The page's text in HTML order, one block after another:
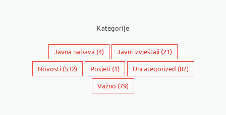
Kategorije
Javna nabava (4) Javni izvještaji (21)
Novosti(532) Posjeti(1) Uncategorized (82)
Važno (79)